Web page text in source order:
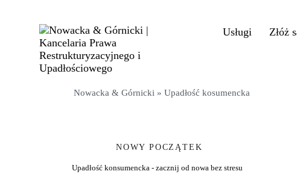
Usługi Złóż
Nowacka & Górnicki » Upadłość kosumencka
+48 792 591 365
kancelaria@nowackagornicki.pl
NOWY POCZĄTEK
Upadłość konsumencka - zacznij od nowa bez stresu